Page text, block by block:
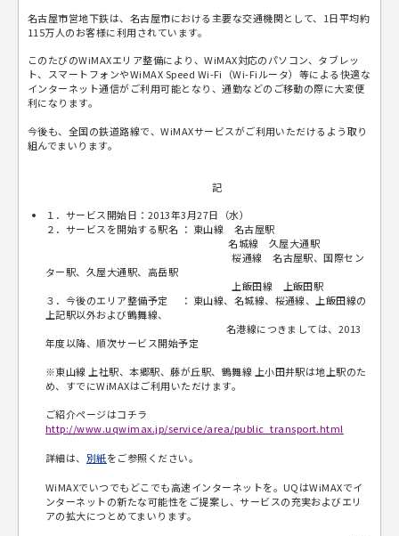
名古屋市営地下鉄は、名古屋市における主要な交通機関として、1日平均約
115万人のお客様に利用されています。
このたびのWiMAXエリア整備により、WiMAX対応のパソコン、タブレッ
ト、スマートフォンやWiMAX Speed Wi-Fi（Wi-Fiルータ）等による快適な
インターネット通信がご利用可能となり、通勤などのご移動の際に大変便
利になります。
今後も、全国の鉄道路線で、WiMAXサービスがご利用いただけるよう取り
組んでまいります。
記
１．サービス開始日：2013年3月27日（水）
２．サービスを開始する駅名 ： 東山線 名古屋駅
名城線 久屋大通駅
桜通線 名古屋駅、国際セン
ター駅、久屋大通駅、高岳駅
上飯田線 上飯田駅
３．今後のエリア整備予定 ： 東山線、名城線、桜通線、上飯田線の
上記駅以外および鶴舞線、
名港線につきましては、2013
年度以降、順次サービス開始予定
※東山線 上社駅、本郷駅、藤が丘駅、鶴舞線 上小田井駅は地上駅のた
め、すでにWiMAXはご利用いただけます。
ご紹介ページはコチラ
http://www.uqwimax.jp/service/area/public_transport.html
詳細は、 別紙をご参照ください。
WiMAXでいつでもどこでも高速インターネットを。UQはWiMAXでイ
ンターネットの新たな可能性をご提案し、サービスの充実およびエリ
アの拡大につとめてまいります。